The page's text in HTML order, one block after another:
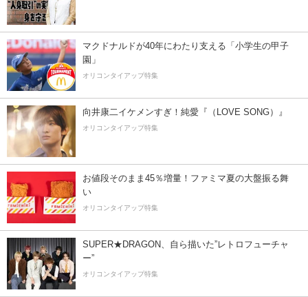
マクドナルドが40年にわたり支える「小学生の甲子
園」
オリコンタイアップ特集
向井康二イケメンすぎ！純愛『（LOVE SONG）』
オリコンタイアップ特集
お値段そのまま45％増量！ファミマ夏の大盤振る舞
い
オリコンタイアップ特集
SUPER★DRAGON、自ら描いた”レトロフューチャ
ー”
オリコンタイアップ特集